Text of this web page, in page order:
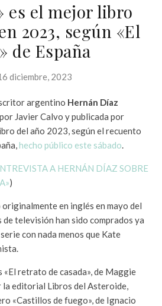
es el mejor libro
2023, según «El
de España
diciembre, 2023
argentino Hernán Díaz
Javier Calvo y publicada por
del año 2023, según el recuento
hecho público este sábado.
A HERNÁN DÍAZ SOBRE
)
en inglés en mayo del
de televisión han sido comprados ya
con nada menos que Kate
«El retrato de casada», de Maggie
la editorial Libros del Asteroide,
«Castillos de fuego», de Ignacio